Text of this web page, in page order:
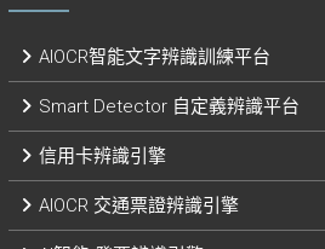
AIOCR智能文字辨識訓練平台
Smart Detector 自定義辨識平台​
信用卡辨識引擎
AIOCR 交通票證辨識引擎